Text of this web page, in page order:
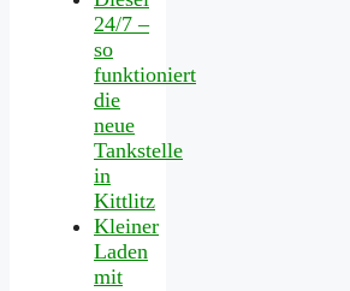
24/7 –
so
funktioniert
die
neue
Tankstelle
in
Kittlitz
Kleiner
Laden
mit